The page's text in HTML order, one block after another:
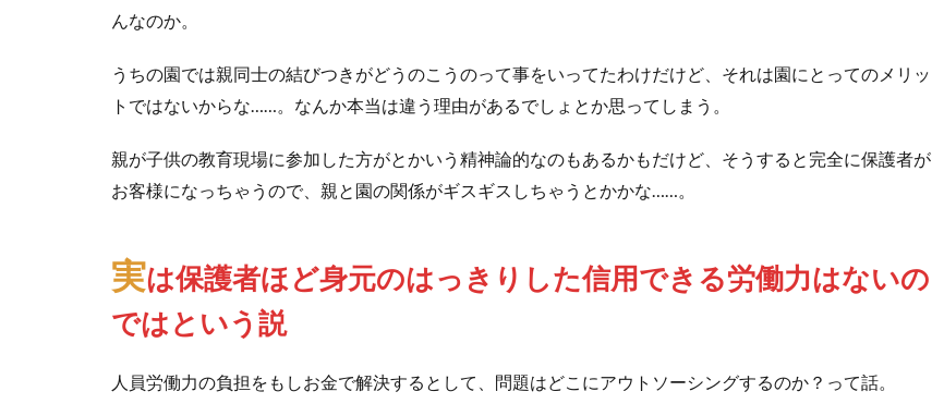
んなのか。
うちの園では親同士の結びつきがどうのこうのって事をいってたわけだけど、それは園にとってのメリッ
トではないからな……。なんか本当は違う理由があるでしょとか思ってしまう。
親が子供の教育現場に参加した方がとかいう精神論的なのもあるかもだけど、そうすると完全に保護者が
お客様になっちゃうので、親と園の関係がギスギスしちゃうとかかな……。
実は保護者ほど身元のはっきりした信用できる労働力はないの
ではという説
人員労働力の負担をもしお金で解決するとして、問題はどこにアウトソーシングするのか？って話。